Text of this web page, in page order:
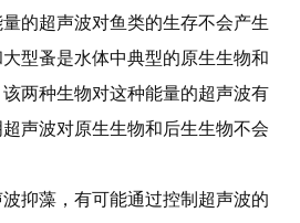
的超声波对鱼类的生存不会产生
型蚤是水体中典型的原生生物和
两种生物对这种能量的超声波有
声波对原生生物和后生生物不会
抑藻，有可能通过控制超声波的